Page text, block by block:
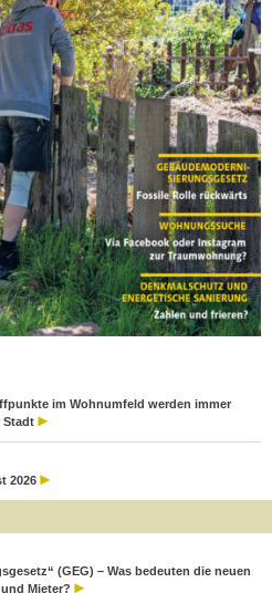
im Wohnumfeld werden immer
Stadt
2026
(GEG) – Was bedeuten die neuen
Mieter?